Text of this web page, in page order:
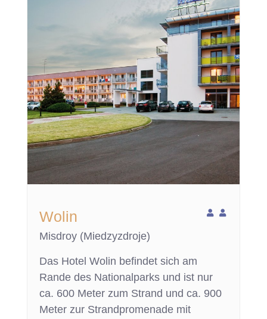
Wolin
Misdroy (Miedzyzdroje)
Das Hotel Wolin befindet sich am
Rande des Nationalparks und ist nur
ca. 600 Meter zum Strand und ca. 900
Meter zur Strandpromenade mit